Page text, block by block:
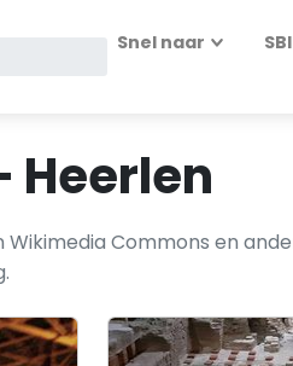
Snel naar SBI
Heerlen
Commons en